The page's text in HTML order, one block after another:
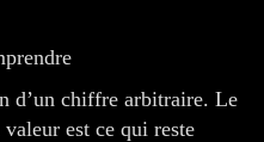
d’un chiffre arbitraire. Le
est ce qui reste